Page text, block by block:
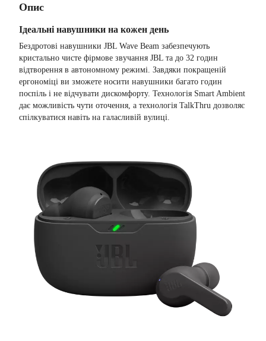
Опис
Ідеальні навушники на кожен день
Бездротові навушники JBL Wave Beam забезпечують
кристально чисте фірмове звучання JBL та до 32 годин
відтворення в автономному режимі. Завдяки покращеній
ергономіці ви зможете носити навушники багато годин
поспіль і не відчувати дискомфорту. Технологія Smart Ambient
дає можливість чути оточення, а технологія TalkThru дозволяє
спілкуватися навіть на галасливій вулиці.